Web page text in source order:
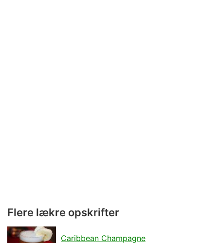
Flere lækre opskrifter
Caribbean Champagne